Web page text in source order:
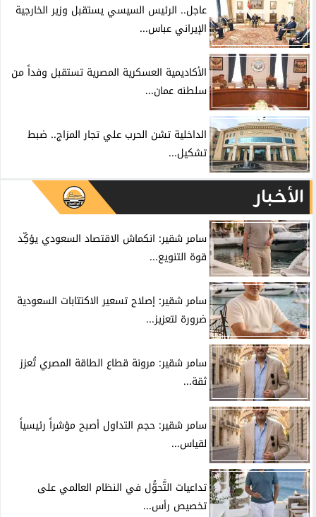
عاجل.. الرئيس السيسي يستقبل وزير الخارجية
الإيراني عباس...
الأكاديمية العسكرية المصرية تستقبل وفداً من
سلطنه عمان...
الداخلية تشن الحرب علي تجار المزاج.. ضبط
تشكيل...
الأخبار
سامر شقير: انكماش الاقتصاد السعودي يؤكِّد
قوة التنويع...
سامر شقير: إصلاح تسعير الاكتتابات السعودية
ضرورة لتعزيز...
سامر شقير: مرونة قطاع الطاقة المصري تُعزز
ثقة...
سامر شقير: حجم التداول أصبح مؤشراً رئيسياً
لقياس...
تداعيات التَّحوُّل في النظام العالمي على
تخصيص رأس...